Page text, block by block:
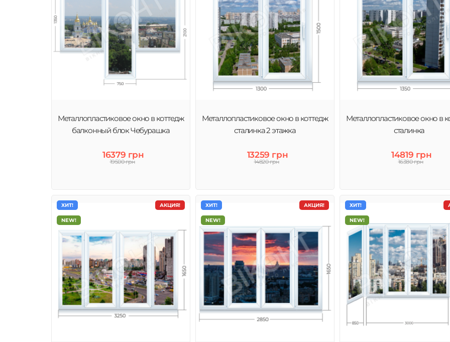
Металлопластиковое окно в коттедж
балконный блок Чебурашка
16379 грн
19500 грн
Металлопластиковое окно в коттедж
сталинка 2 этажка
13259 грн
14820 грн
Металлопластиковое окно в
сталинка
14819 грн
16380 грн
АКЦИЯ!
ХИТ!
NEW!
АКЦИЯ!
ХИТ!
NEW!
ХИТ!
NEW!